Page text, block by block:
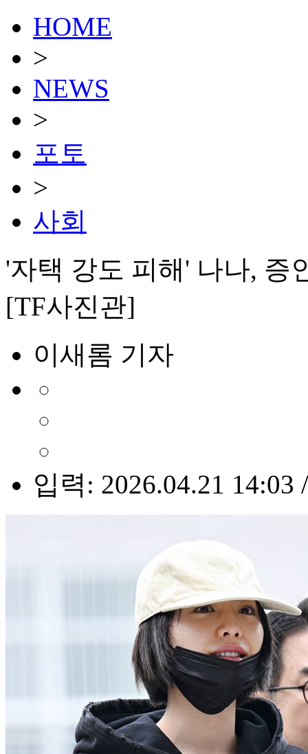
HOME
>
NEWS
>
포토
>
사회
'자택 강도 피해' 나나, 증
[TF사진관]
이새롬 기자
입력: 2026.04.21 14:03